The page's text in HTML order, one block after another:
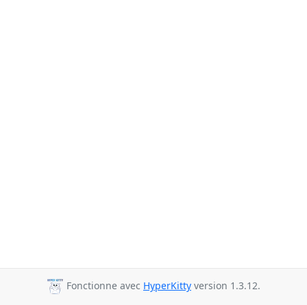
Fonctionne avec HyperKitty version 1.3.12.